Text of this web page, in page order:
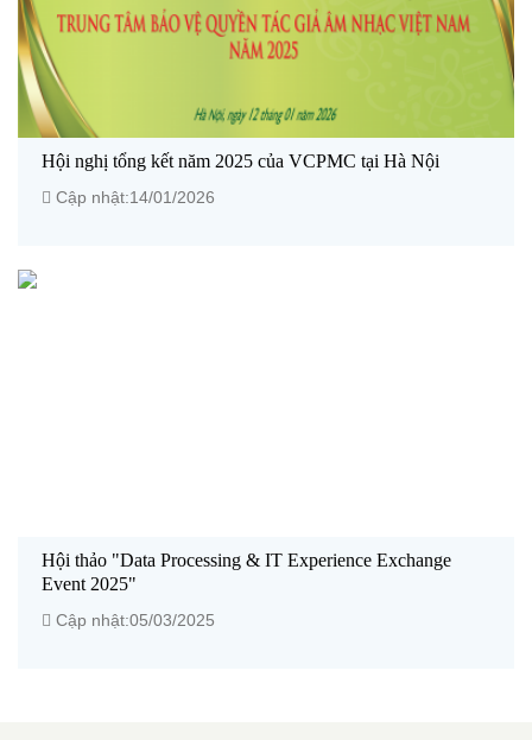
Hội nghị tổng kết năm 2025 của VCPMC tại Hà Nội
Cập nhật:14/01/2026
Hội thảo "Data Processing & IT Experience Exchange
Event 2025"
Cập nhật:05/03/2025